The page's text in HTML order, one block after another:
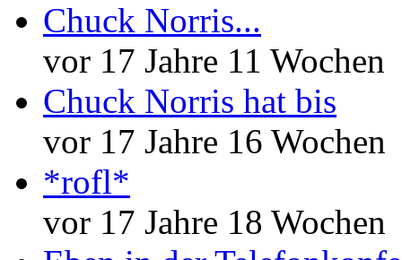
Chuck Norris...
vor 17 Jahre 11 Wochen
Chuck Norris hat bis
vor 17 Jahre 16 Wochen
*rofl*
vor 17 Jahre 18 Wochen